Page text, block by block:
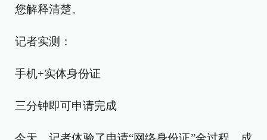
您解释清楚。
记者实测：
手机+实体身份证
三分钟即可申请完成